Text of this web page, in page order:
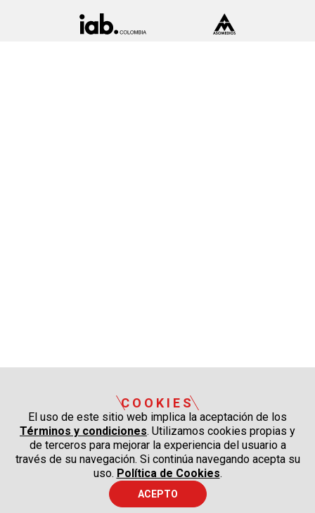
COOKIES
El uso de este sitio web implica la aceptación de los
Términos y condiciones. Utilizamos cookies propias y
de terceros para mejorar la experiencia del usuario a
través de su navegación. Si continúa navegando acepta su
uso. Política de Cookies.
ACEPTO